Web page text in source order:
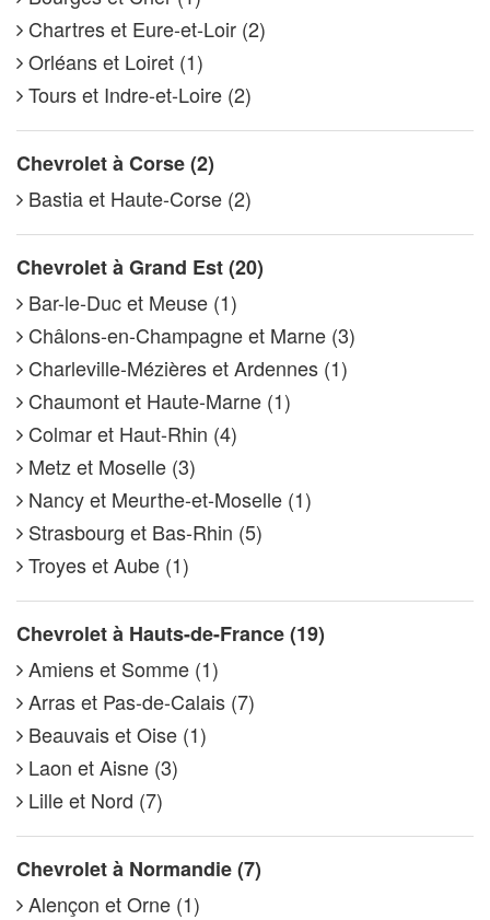
Chartres et Eure-et-Loir (2)
Orléans et Loiret (1)
Tours et Indre-et-Loire (2)
Chevrolet à Corse (2)
Bastia et Haute-Corse (2)
Chevrolet à Grand Est (20)
Bar-le-Duc et Meuse (1)
Châlons-en-Champagne et Marne (3)
Charleville-Mézières et Ardennes (1)
Chaumont et Haute-Marne (1)
Colmar et Haut-Rhin (4)
Metz et Moselle (3)
Nancy et Meurthe-et-Moselle (1)
Strasbourg et Bas-Rhin (5)
Troyes et Aube (1)
Chevrolet à Hauts-de-France (19)
Amiens et Somme (1)
Arras et Pas-de-Calais (7)
Beauvais et Oise (1)
Laon et Aisne (3)
Lille et Nord (7)
Chevrolet à Normandie (7)
Alençon et Orne (1)